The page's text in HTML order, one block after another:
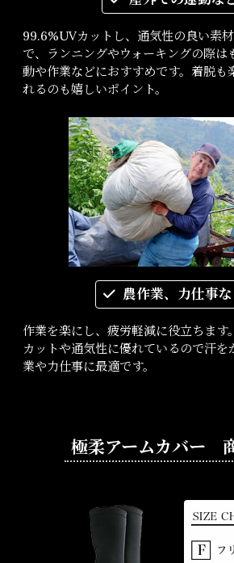
99.6%UVカットし、通気性の良い素
で、ランニングやウォーキングの際は
動や作業などにおすすめです。着脱も
れるのも嬉しいポイント。
農作業、力仕事
作業を楽にし、疲労軽減に役立ちま
カットや通気性に優れているので汗を
業や力仕事に最適です。
極柔アームカバー